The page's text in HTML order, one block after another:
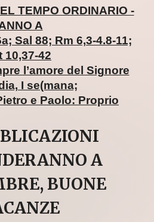
TEMPO ORDINARIO -
A
Sal 88; Rm 6,3-4.8-11;
10,37-42
l’amore del Signore
I se(mana;
e Paolo: Proprio
A
BUONE